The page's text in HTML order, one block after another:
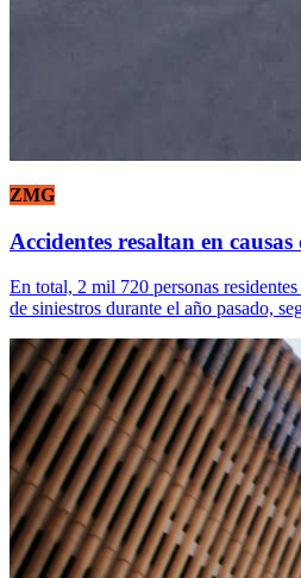
ZMG
Accidentes resaltan en
En total, 2 mil 720 personas
de siniestros durante el año pasado,